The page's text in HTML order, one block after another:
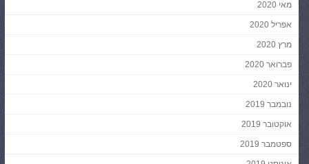
מאי 2020
אפריל 2020
מרץ 2020
פברואר 2020
ינואר 2020
נובמבר 2019
אוקטובר 2019
ספטמבר 2019